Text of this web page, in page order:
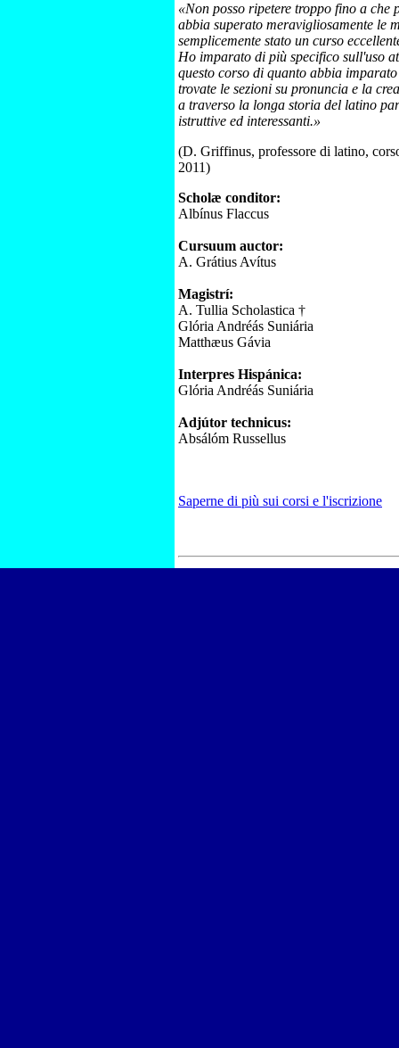
«Non posso ripetere troppo fino a che
abbia superato meravigliosamente le
semplicemente stato un curso
Ho imparato di più specifico sull'uso
questo corso di quanto abbia
trovate le sezioni su pronuncia e la
a traverso la longa storia del latino
istruttive ed interessanti.»
(D. Griffinus, professore di latino,
2011)
Scholæ conditor:
Albínus Flaccus
Cursuum auctor:
A. Grátius Avítus
Magistrí:
A. Tullia Scholastica †
Glória Andréás Suniária
Matthæus Gávia
Interpres Hispánica:
Glória Andréás Suniária
Adjútor technicus:
Absálóm Russellus
Saperne di più sui corsi e l'iscrizione